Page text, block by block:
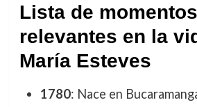
Lista de momentos
relevantes en la
María Esteves
1780: Nace en